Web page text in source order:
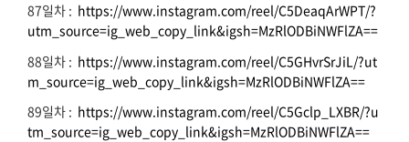
87일차 : https://www.instagram.com/reel/C5DeaqArWPT/?
utm_source=ig_web_copy_link&igsh=MzRlODBiNWFlZA==
88일차 : https://www.instagram.com/reel/C5GHvrSrJiL/?ut
m_source=ig_web_copy_link&igsh=MzRlODBiNWFlZA==
89일차 : https://www.instagram.com/reel/C5Gclp_LXBR/?u
tm_source=ig_web_copy_link&igsh=MzRlODBiNWFlZA==